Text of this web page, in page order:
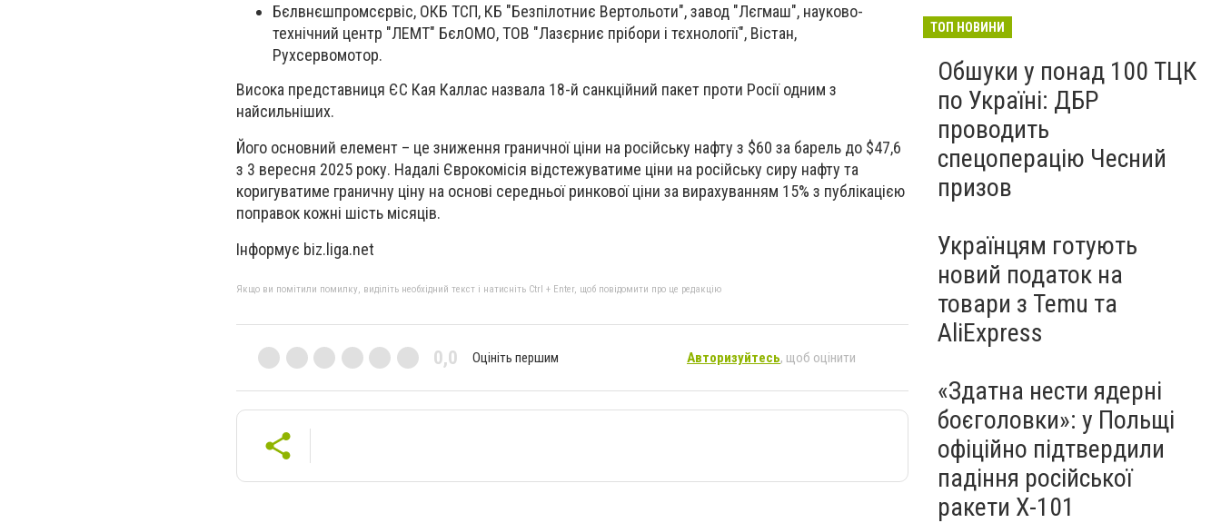
Бєлвнєшпромсєрвіс, ОКБ ТСП, КБ "Безпілотниє Вертольоти", завод "Лєгмаш", науково-
технічний центр "ЛЕМТ" БєлОМО, ТОВ "Лазєрниє прібори і тєхнології", Вістан,
Рухсервомотор.
Висока представниця ЄС Кая Каллас назвала 18-й санкційний пакет проти Росії одним з
найсильніших.
Його основний елемент – це зниження граничної ціни на російську нафту з $60 за барель до $47,6
з 3 вересня 2025 року. Надалі Єврокомісія відстежуватиме ціни на російську сиру нафту та
коригуватиме граничну ціну на основі середньої ринкової ціни за вирахуванням 15% з публікацією
поправок кожні шість місяців.
Інформує biz.liga.net
Якщо ви помітили помилку, виділіть необхідний текст і натисніть Ctrl + Enter, щоб повідомити про це редакцію
0,0 Оцініть першим Авторизуйтесь, щоб оцінити
ТОП НОВИНИ
Обшуки у понад 100 ТЦК
по Україні: ДБР
проводить
спецоперацію Чесний
призов
Українцям готують
новий податок на
товари з Temu та
AliExpress
«Здатна нести ядерні
боєголовки»: у Польщі
офіційно підтвердили
падіння російської
ракети Х-101